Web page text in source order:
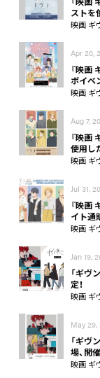
ストを
映画 ギ
Apr 20,
『映画
ボイベ
映画 ギ
Aug 7,
『映画
使用し
映画 ギ
Jul 31,
『映画
イト通
映画 ギ
Jan 19,
「ギヴ
定！
映画 ギ
May 29,
「ギヴ
場、開
映画 ギ